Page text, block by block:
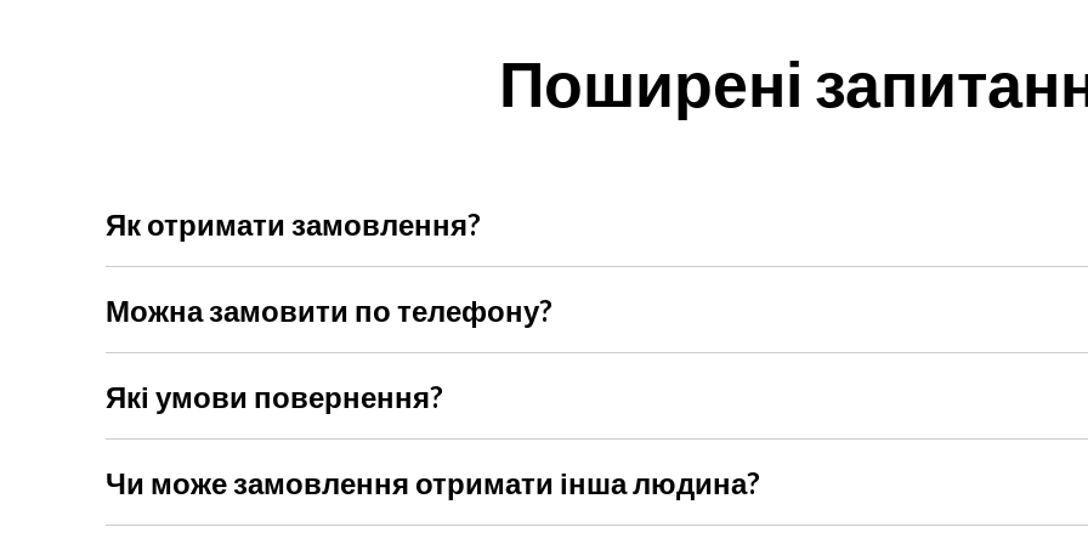
Поширені
Як отримати замовлення?
Можна замовити по телефону?
Які умови повернення?
Чи може замовлення отримати інша людина?